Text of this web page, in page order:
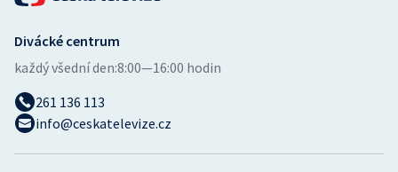
Divácké centrum
každý všední den:8:00—16:00 hodin
261 136 113
info@ceskatelevize.cz